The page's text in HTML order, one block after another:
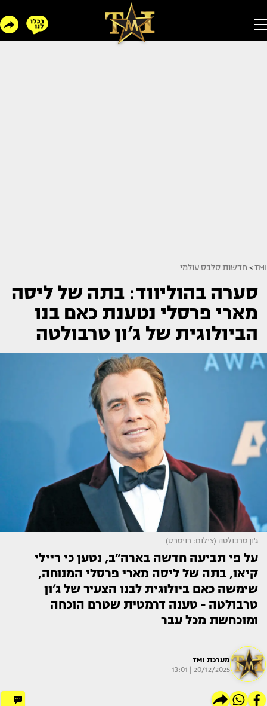
TMI
> חדשות סלבס עולמי
סערה בהוליווד: בתה של ליסה
מארי פרסלי נטענת כאם בנו
הביולוגית של ג’ון טרבולטה
ג'ון טרבולטה (צילום: רויטרס)
על פי תביעה חדשה בארה״ב, נטען כי ריילי
קיאו, בתה של ליסה מארי פרסלי המנוחה,
שימשה כאם ביולוגית לבנו הצעיר של ג’ון
טרבולטה - טענה דרמטית שטרם הוכחה
ומוכחשת מכל עבר
מערכת TMI
20/12/2025 | 13:01